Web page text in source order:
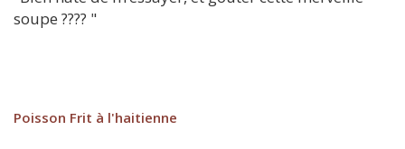
soupe ???? "
Poisson Frit à l'haitienne